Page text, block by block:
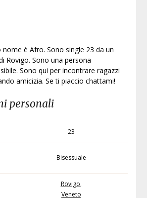
è Afro. Sono single 23 da un
Rovigo. Sono una persona
Sono qui per incontrare ragazzi
amicizia. Se ti piaccio chattami!
personali
23
Bisessuale
Rovigo,
Veneto